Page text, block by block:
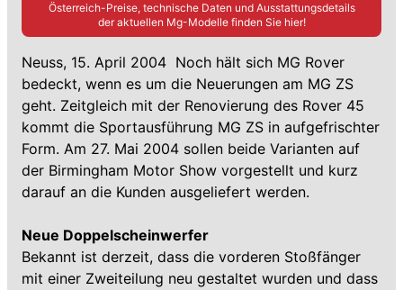
Österreich-Preise, technische Daten und Ausstattungsdetails
der aktuellen Mg-Modelle finden Sie hier!
Neuss, 15. April 2004  Noch hält sich MG Rover
bedeckt, wenn es um die Neuerungen am MG ZS
geht. Zeitgleich mit der Renovierung des Rover 45
kommt die Sportausführung MG ZS in aufgefrischter
Form. Am 27. Mai 2004 sollen beide Varianten auf
der Birmingham Motor Show vorgestellt und kurz
darauf an die Kunden ausgeliefert werden.
Neue Doppelscheinwerfer
Bekannt ist derzeit, dass die vorderen Stoßfänger
mit einer Zweiteilung neu gestaltet wurden und dass